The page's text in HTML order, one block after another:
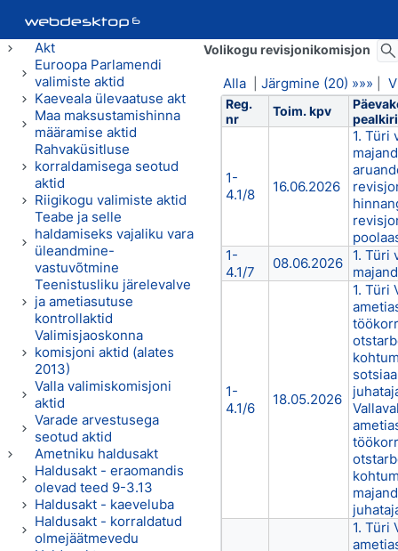
Akt
Euroopa Parlamendi
valimiste aktid
Kaeveala ülevaatuse akt
Maa maksustamishinna
määramise aktid
Rahvaküsitluse
korraldamisega seotud
aktid
Riigikogu valimiste aktid
Teabe ja selle
haldamiseks vajaliku vara
üleandmine-
vastuvõtmine
Teenistusliku järelevalve
ja ametiasutuse
kontrollaktid
Valimisjaoskonna
komisjoni aktid (alates
2013)
Valla valimiskomisjoni
aktid
Varade arvestusega
seotud aktid
Ametniku haldusakt
Haldusakt - eraomandis
olevad teed 9-3.13
Haldusakt - kaeveluba
Haldusakt - korraldatud
olmejäätmevedu
Volikogu revisjonikomisjon
Alla Järgmine (20) »»»
Reg.
nr
Toim. kpv
pealkiri
1-
4.1/8
16.06.2026
1. Türi
1-
4.1/7
08.06.2026
1. Türi
1-
4.1/6
18.05.2026
1. Türi
1. Türi